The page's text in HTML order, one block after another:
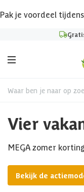
Pak je voordeel
Waar ben je naar op
Vier
MEGA zomer
Bekijk de